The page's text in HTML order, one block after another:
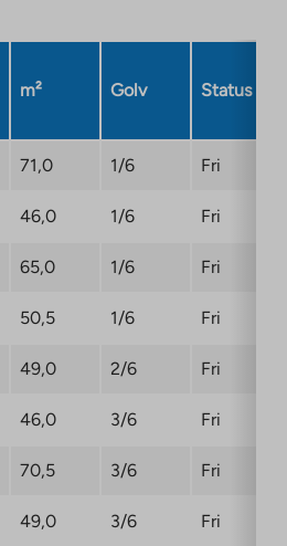
m² Golv Status
71,0 1/6 Fri
46,0 1/6 Fri
65,0 1/6 Fri
50,5 1/6 Fri
49,0 2/6 Fri
46,0 3/6 Fri
70,5 3/6 Fri
49,0 3/6 Fri